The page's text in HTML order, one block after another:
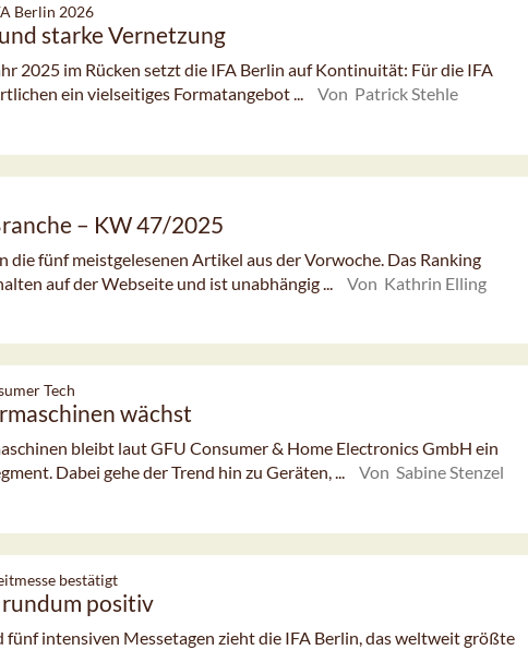
Berlin 2026
starke Vernetzung
2025 im Rücken setzt die IFA Berlin auf Kontinuität: Für die IFA
ein vielseitiges Formatangebot ...
Von Patrick Stehle
– KW 47/2025
die fünf meistgelesenen Artikel aus der Vorwoche. Das Ranking
auf der Webseite und ist unabhängig ...
Von Kathrin Elling
Tech
wächst
bleibt laut GFU Consumer & Home Electronics GmbH ein
Dabei gehe der Trend hin zu Geräten, ...
Von Sabine Stenzel
bestätigt
positiv
fünf intensiven Messetagen zieht die IFA Berlin, das weltweit größte